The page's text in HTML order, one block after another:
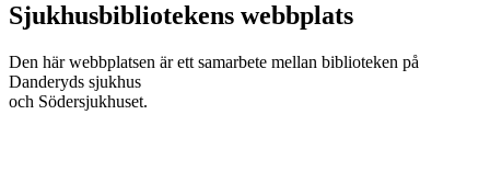
Sjukhusbibliotekens webbplats
Den här webbplatsen är ett samarbete mellan biblioteken på
Danderyds sjukhus
och Södersjukhuset.